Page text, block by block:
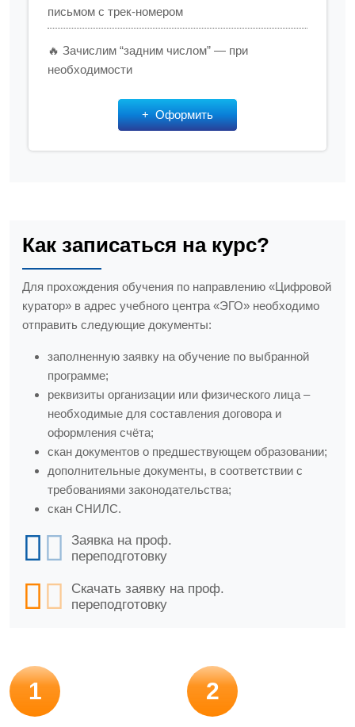
письмом с трек-номером
🔥 Зачислим “задним числом” — при
необходимости
Оформить
Как записаться на курс?
Для прохождения обучения по направлению «Цифровой
куратор» в адрес учебного центра «ЭГО» необходимо
отправить следующие документы:
заполненную заявку на обучение по выбранной
программе;
реквизиты организации или физического лица –
необходимые для составления договора и
оформления счёта;
скан документов о предшествующем образовании;
дополнительные документы, в соответствии с
требованиями законодательства;
скан СНИЛС.
Заявка на проф.
переподготовку
Скачать заявку на проф.
переподготовку
1 2